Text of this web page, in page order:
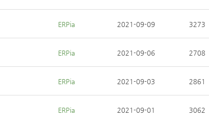
ERPia 2021-09-09 3273
ERPia 2021-09-06 2708
ERPia 2021-09-03 2861
ERPia 2021-09-01 3062